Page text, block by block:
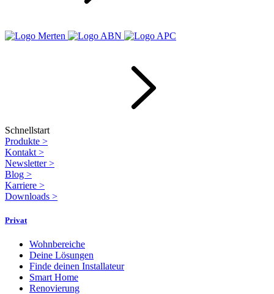
Schnellstart
Produkte >
Kontakt >
Newsletter>
Blog >
Karriere >
Downloads >
Privat
Wohnbereiche
Deine Lösungen
Finde deinen Installateur
Smart Home
Renovierung